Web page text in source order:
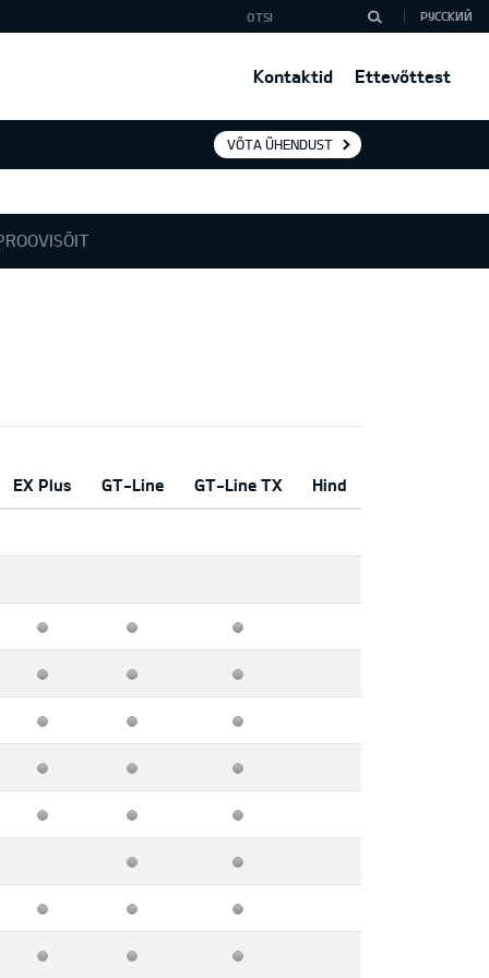
Kontaktid Ettevõttest
РУССКИЙ
VÕTA ÜHENDUST
EX Plus GT-Line GT-Line TX Hind